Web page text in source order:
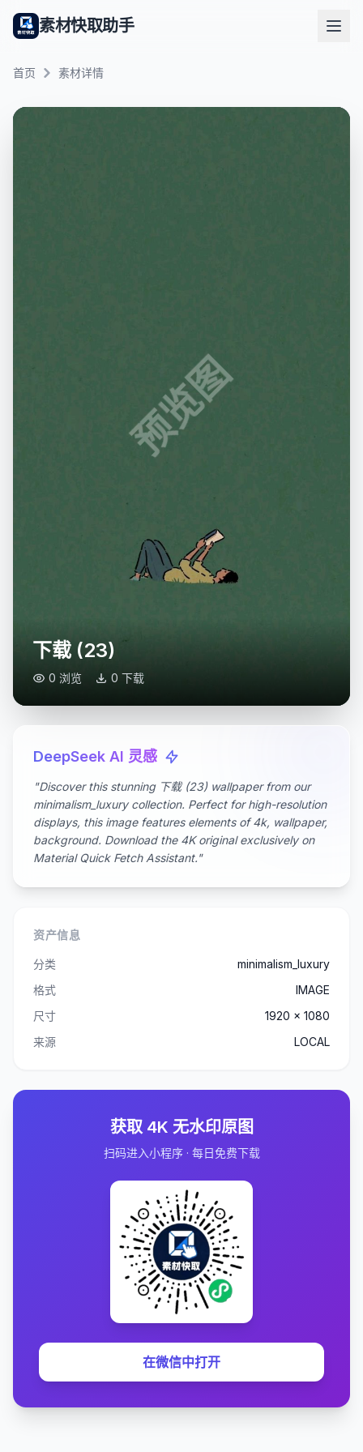
素材快取助手
首页 素材详情
预览图
下载 (23)
0 浏览 0 下载
DeepSeek AI 灵感
"Discover this stunning 下载 (23) wallpaper from our
minimalism_luxury collection. Perfect for high-resolution
displays, this image features elements of 4k, wallpaper,
background. Download the 4K original exclusively on
Material Quick Fetch Assistant."
资产信息
分类
minimalism_luxury
格式
IMAGE
尺寸
1920 x 1080
来源
LOCAL
获取 4K 无水印原图
扫码进入小程序 · 每日免费下载
在微信中打开